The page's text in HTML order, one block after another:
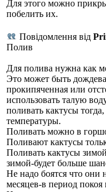
Для этого можно
побелить их.
Повідомлення від
Полив
Для полива нужна как
Это может быть
прокипяченная или
использовать талую
поливать кактусы
температуры.
Поливать можно в
Поливают кактусы
Поливать кактусы
зимой-будет больше
Не надо боятся что они
месяцев-в период